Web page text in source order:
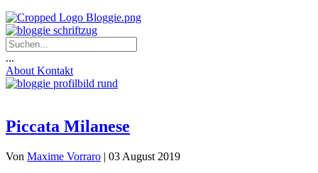
...
About Kontakt
Piccata Milanese
Von Maxime Vorraro | 03 August 2019